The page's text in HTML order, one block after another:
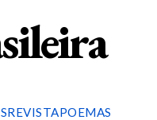
REVISTAPOEMAS